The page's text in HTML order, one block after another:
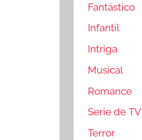
Fantástico
Infantil
Intriga
Musical
Romance
Serie de TV
Terror